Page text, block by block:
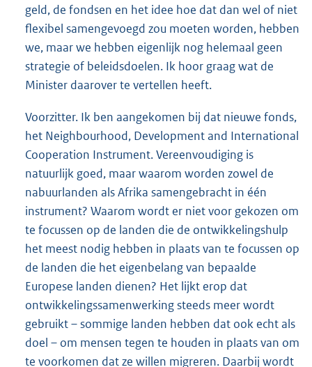
geld, de fondsen en het idee hoe dat dan wel of niet
flexibel samengevoegd zou moeten worden, hebben
we, maar we hebben eigenlijk nog helemaal geen
strategie of beleidsdoelen. Ik hoor graag wat de
Minister daarover te vertellen heeft.
Voorzitter. Ik ben aangekomen bij dat nieuwe fonds,
het Neighbourhood, Development and International
Cooperation Instrument. Vereenvoudiging is
natuurlijk goed, maar waarom worden zowel de
nabuurlanden als Afrika samengebracht in één
instrument? Waarom wordt er niet voor gekozen om
te focussen op de landen die de ontwikkelingshulp
het meest nodig hebben in plaats van te focussen op
de landen die het eigenbelang van bepaalde
Europese landen dienen? Het lijkt erop dat
ontwikkelingssamenwerking steeds meer wordt
gebruikt – sommige landen hebben dat ook echt als
doel – om mensen tegen te houden in plaats van om
te voorkomen dat ze willen migreren. Daarbij wordt